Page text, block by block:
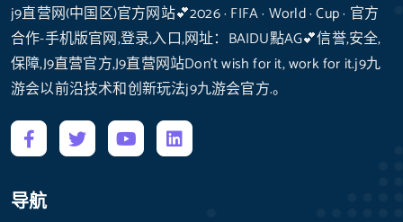
j9直营网(中国区)官方网站💕2026 · FIFA · World · Cup · 官方
合作-手机版官网,登录,入口,网址：BAIDU點AG💕信誉,安全,
保障,J9直营官方,J9直营网站Don’t wish for it, work for it.j9九
游会以前沿技术和创新玩法j9九游会官方.。
导航